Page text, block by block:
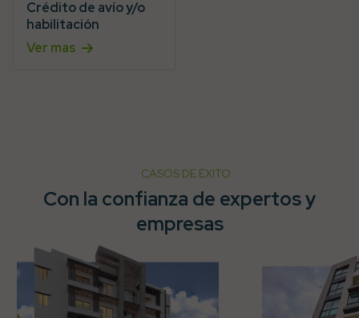
Crédito de avío y/o
habilitación
Ver mas
CASOS DE ÉXITO
Con la confianza de expertos y
empresas